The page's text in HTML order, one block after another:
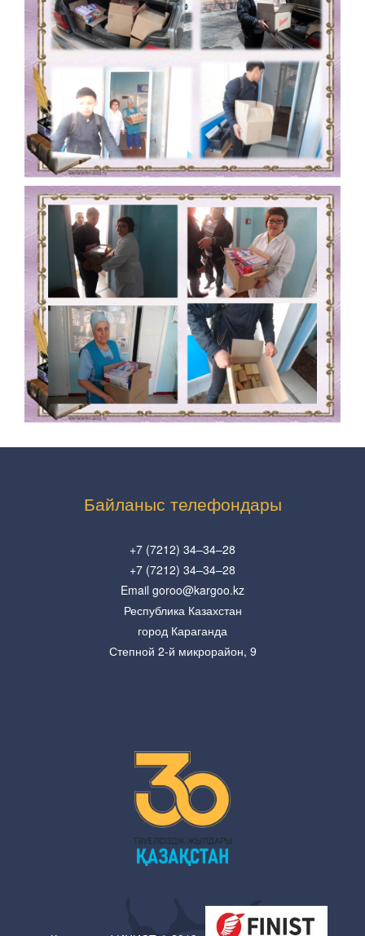
Байланыс телефондары
+7 (7212) 34–34–28
+7 (7212) 34–34–28
Email goroo@kargoo.kz
Республика Казахстан
город Караганда
Степной 2-й микрорайон, 9